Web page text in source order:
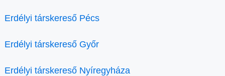
Erdélyi társkereső Pécs
Erdélyi társkereső Győr
Erdélyi társkereső Nyíregyháza